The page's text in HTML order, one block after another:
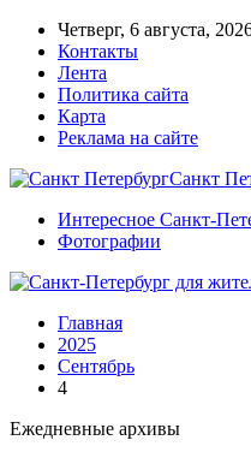
Четверг, 6 августа,
Контакты
Лента
Политика сайта
Карта
Реклама на сайте
Санкт
Интересное Санкт-
Фотографии
Главная
2025
Сентябрь
4
Ежедневные архивы